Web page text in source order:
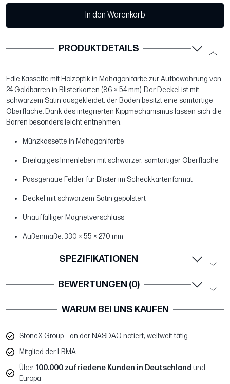
In den Warenkorb
PRODUKTDETAILS
Edle Kassette mit Holzoptik in Mahagonifarbe zur Aufbewahrung von
24 Goldbarren in Blisterkarten (86 × 54 mm). Der Deckel ist mit
schwarzem Satin ausgekleidet, der Boden besitzt eine samtartige
Oberfläche. Dank des integrierten Kippmechanismus lassen sich die
Barren besonders leicht entnehmen.
Münzkassette in Mahagonifarbe
Dreilagiges Innenleben mit schwarzer, samtartiger Oberfläche
Passgenaue Felder für Blister im Scheckkartenformat
Deckel mit schwarzem Satin gepolstert
Unauffälliger Magnetverschluss
Außenmaße: 330 × 55 × 270 mm
SPEZIFIKATIONEN
BEWERTUNGEN (0)
WARUM BEI UNS KAUFEN
StoneX Group – an der NASDAQ notiert, weltweit tätig
Mitglied der LBMA
Über 100.000 zufriedene Kunden in Deutschland und
Europa